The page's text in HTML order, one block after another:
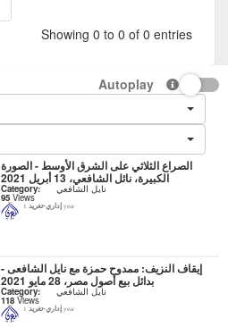
Showing 0 to 0 of 0 entries
Autoplay
الصراع الثلاثي على الشرق الأوسط - الصورة
الكبيرة، نائل الشافعي، 13 أبريل 2021
Category: نايل الشافعي
95 Views
إداري-تغريد 1 year
إيقاف النزيف: ممدوح حمزة مع نايل الشافعى -
بدائل بيع أصول مصر، 28 مايو 2021
Category: نايل الشافعي
118 Views
إداري-تغريد 1 year